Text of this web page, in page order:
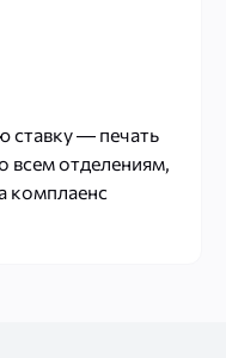
ставку — печать
всем отделениям,
комплаенс